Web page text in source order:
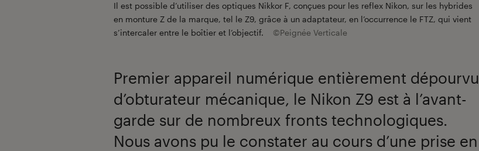
Il est possible d’utiliser des optiques Nikkor F, conçues pour les reflex Nikon, sur les hybrides
en monture Z de la marque, tel le Z9, grâce à un adaptateur, en l’occurrence le FTZ, qui vient
s’intercaler entre le boîtier et l’objectif.
©Peignée Verticale
Premier appareil numérique entièrement dépourvu
d’obturateur mécanique, le Nikon Z9 est à l’avant-
garde sur de nombreux fronts technologiques.
Nous avons pu le constater au cours d’une prise en